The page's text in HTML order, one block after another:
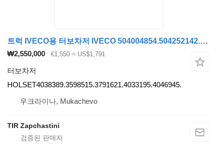
트럭 IVECO용 터보차저 IVECO 504004854.504252142.HOLSET4038389.3598515.3791621.4033195.404694 HOLSET4038389.3598515.3791621.4033195.4046945
₩2,550,000 €1,550 ≈ US$1,791
터보차저
HOLSET4038389.3598515.3791621.4033195.4046945.
우크라이나, Mukachevo
TIR Zapchastini